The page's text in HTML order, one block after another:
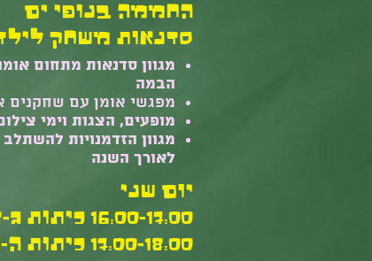
החממה בנופי ים
סדנאות משחק
מגוון סדנאות מתחום
הבמה
מפגשי אומן עם שחקנים
מופעים, הצגות וימי
מגוון הזדמנויות
לאורך השנה
יום שני
16:00-17:00 כיתות ג-ד
17:00-18:00 כיתות ה-ו